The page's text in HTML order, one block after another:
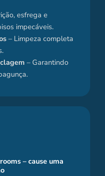
esfrega e
impecáveis.
– Limpeza completa
– Garantindo
– cause uma